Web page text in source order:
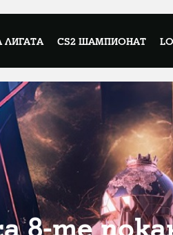
ЛИГАТА CS2 ШАМПИОНАТ
8-те